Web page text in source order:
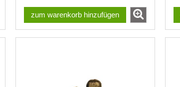
zum warenkorb hinzufügen